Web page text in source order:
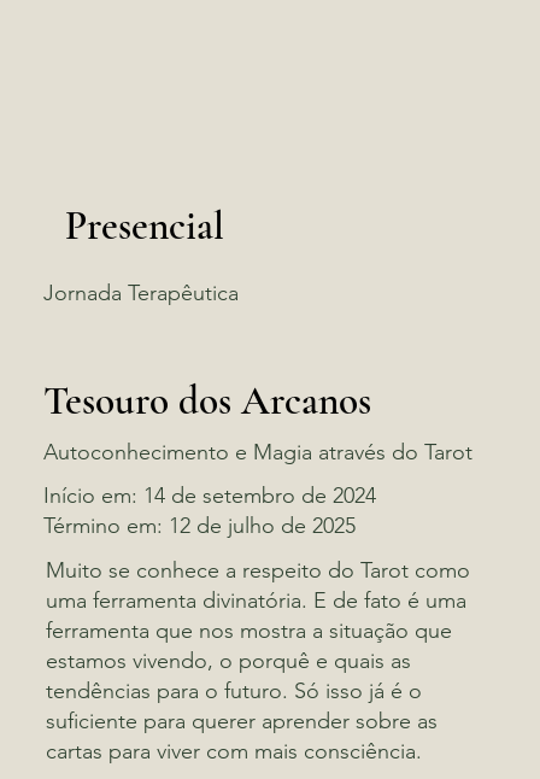
Presencial
Jornada Terapêutica
Tesouro dos Arcanos
Autoconhecimento e Magia através do Tarot
Muito se conhece a respeito do Tarot como
uma ferramenta divinatória. E de fato é uma
ferramenta que nos mostra a situação que
estamos vivendo, o porquê e quais as
tendências para o futuro. Só isso já é o
suficiente para querer aprender sobre as
cartas para viver com mais consciência.
Início em: 14 de setembro de 2024
Término em: 12 de julho de 2025